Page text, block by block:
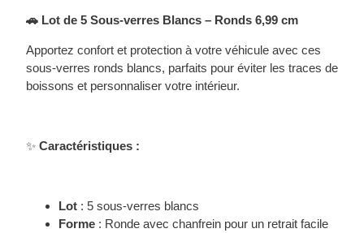
🚗 Lot de 5 Sous-verres Blancs – Ronds 6,99 cm
Apportez confort et protection à votre véhicule avec ces
sous-verres ronds blancs, parfaits pour éviter les traces de
boissons et personnaliser votre intérieur.
✨ Caractéristiques :
Lot : 5 sous-verres blancs
Forme : Ronde avec chanfrein pour un retrait facile